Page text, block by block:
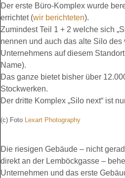
Der erste Büro-Komplex wurde
errichtet (wir berichteten).
Zumindest Teil 1 + 2 welche sich
nennen und auch das alte Silo des
Unternehmens auf diesem
Name).
Das ganze bietet bisher über
Stockwerken.
Der dritte Komplex „Silo next“ ist
(c) Foto Lexart Photography
Die riesigen Gebäude – nicht
direkt an der Lemböckgasse –
Unternehmen und das erste